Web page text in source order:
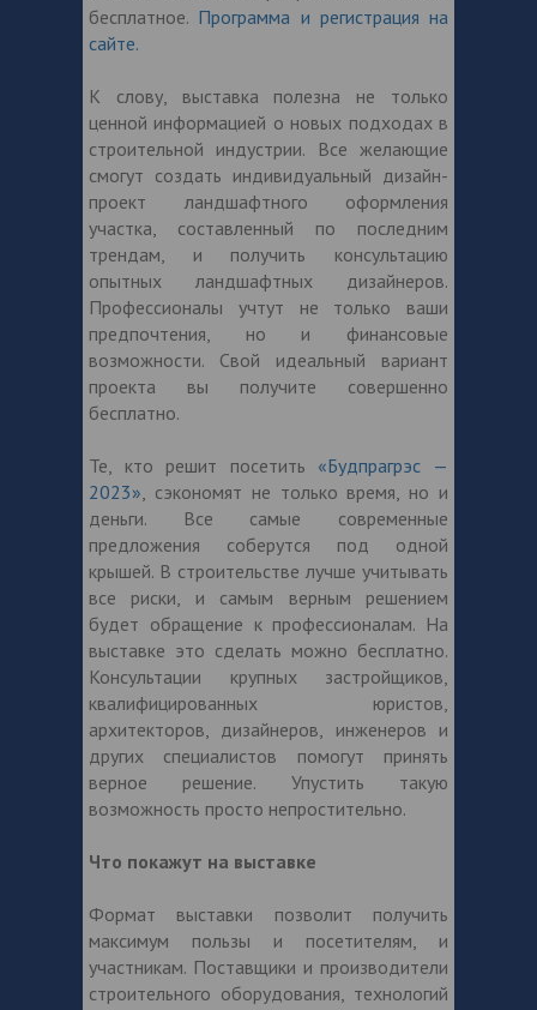
бесплатное. Программа и регистрация на
сайте.
К слову, выставка полезна не только
ценной информацией о новых подходах в
строительной индустрии. Все желающие
смогут создать индивидуальный дизайн-
проект ландшафтного оформления
участка, составленный по последним
трендам, и получить консультацию
опытных ландшафтных дизайнеров.
Профессионалы учтут не только ваши
предпочтения, но и финансовые
возможности. Свой идеальный вариант
проекта вы получите совершенно
бесплатно.
Те, кто решит посетить «Будпрагрэс —
2023», сэкономят не только время, но и
деньги. Все самые современные
предложения соберутся под одной
крышей. В строительстве лучше учитывать
все риски, и самым верным решением
будет обращение к профессионалам. На
выставке это сделать можно бесплатно.
Консультации крупных застройщиков,
квалифицированных юристов,
архитекторов, дизайнеров, инженеров и
других специалистов помогут принять
верное решение. Упустить такую
возможность просто непростительно.
Что покажут на выставке
Формат выставки позволит получить
максимум пользы и посетителям, и
участникам. Поставщики и производители
строительного оборудования, технологий